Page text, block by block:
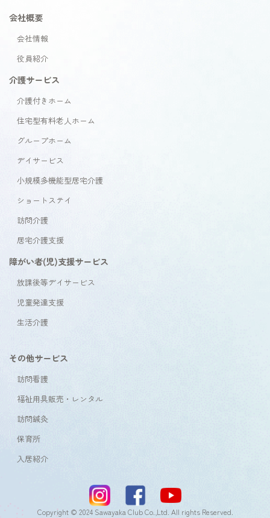
会社概要
会社情報
役員紹介
介護サービス
介護付きホーム
住宅型有料老人ホーム
グループホーム
デイサービス
小規模多機能型居宅介護
ショートステイ
訪問介護
居宅介護支援
障がい者(児)支援サービス
放課後等デイサービス
児童発達支援
生活介護
その他サービス
訪問看護
福祉用具販売・レンタル
訪問鍼灸
保育所
入居紹介
Copyright © 2024 Sawayaka Club Co.,Ltd. All rights Reserved.